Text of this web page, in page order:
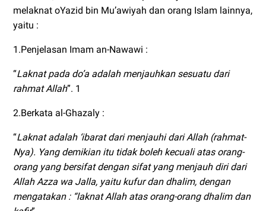
melaknat oYazid bin Mu’awiyah dan orang Islam lainnya,
yaitu :
1.Penjelasan Imam an-Nawawi :
“Laknat pada do’a adalah menjauhkan sesuatu dari
rahmat Allah”. 1
2.Berkata al-Ghazaly :
“Laknat adalah ‘ibarat dari menjauhi dari Allah (rahmat-
Nya). Yang demikian itu tidak boleh kecuali atas orang-
orang yang bersifat dengan sifat yang menjauh diri dari
Allah Azza wa Jalla, yaitu kufur dan dhalim, dengan
mengatakan : “laknat Allah atas orang-orang dhalim dan